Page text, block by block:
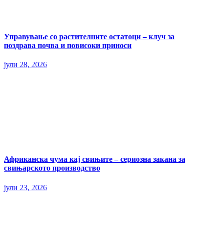
Управување со растителните остатоци – клуч за
поздрава почва и повисоки приноси
јули 28, 2026
Африканска чума кај свињите – сериозна закана за
свињарското производство
јули 23, 2026